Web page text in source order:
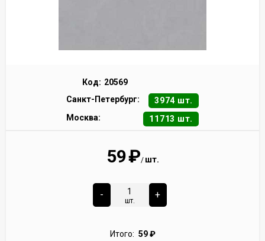
Код: 20569
Санкт-Петербург:
3974 шт.
Москва:
11713 шт.
59₽/ шт.
-
шт.
+
Итого: 59₽